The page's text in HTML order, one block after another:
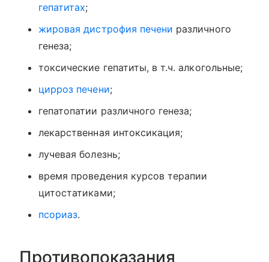
гепатитах;
жировая дистрофия печени различного
генеза;
токсические гепатиты, в т.ч. алкогольные;
цирроз печени;
гепатопатии различного генеза;
лекарственная интоксикация;
лучевая болезнь;
время проведения курсов терапии
цитостатиками;
псориаз.
Противопоказания